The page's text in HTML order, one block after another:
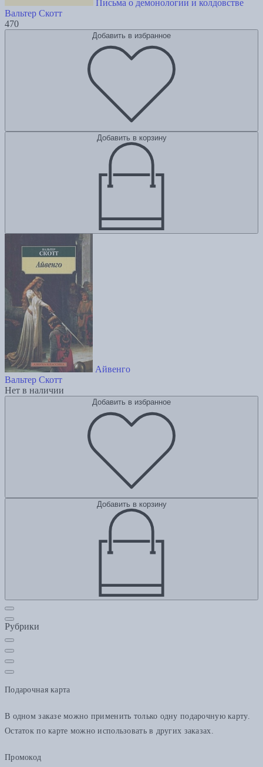
Письма о демонологии и колдовстве
Вальтер Скотт
470
Добавить в избранное
Добавить в корзину
Айвенго
Вальтер Скотт
Нет в наличии
Добавить в избранное
Добавить в корзину
Рубрики
Подарочная карта
В одном заказе можно применить только одну подарочную карту.
Остаток по карте можно использовать в других заказах.
Промокод